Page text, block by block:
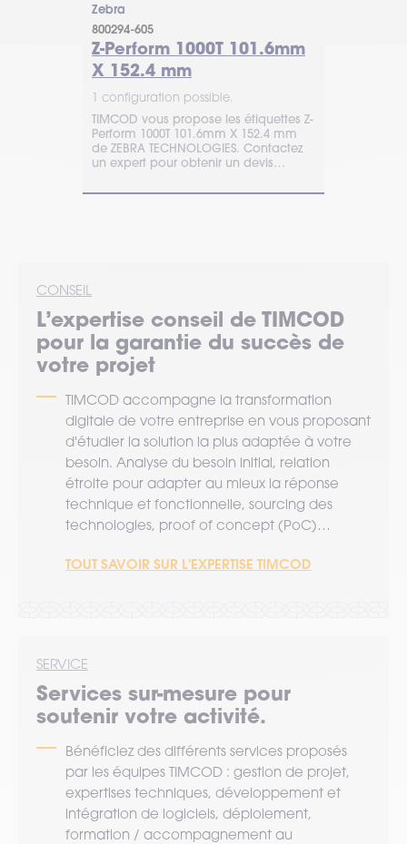
Zebra
800294-605
Z-Perform 1000T 101.6mm
X 152.4 mm
1 configuration possible.
TIMCOD vous propose les étiquettes Z-
Perform 1000T 101.6mm X 152.4 mm
de ZEBRA TECHNOLOGIES. Contactez
un expert pour obtenir un devis
CONSEIL
L’expertise conseil de TIMCOD
pour la garantie du succès de
votre projet
TIMCOD accompagne la transformation
digitale de votre entreprise en vous proposant
d'étudier la solution la plus adaptée à votre
besoin. Analyse du besoin initial, relation
étroite pour adapter au mieux la réponse
technique et fonctionnelle, sourcing des
technologies, proof of concept (PoC)…
TOUT SAVOIR SUR L'EXPERTISE TIMCOD
SERVICE
Services sur-mesure pour
soutenir votre activité.
Bénéficiez des différents services proposés
par les équipes TIMCOD : gestion de projet,
expertises techniques, développement et
intégration de logiciels, déploiement,
formation / accompagnement au